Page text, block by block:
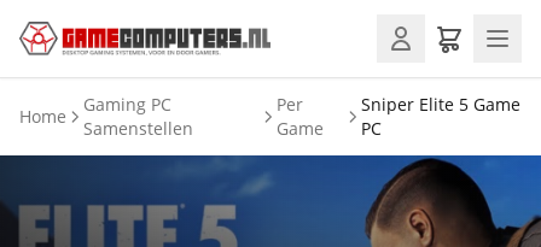
Home
Gaming PC
Samenstellen
Per
Game
Sniper Elite 5 Game
PC